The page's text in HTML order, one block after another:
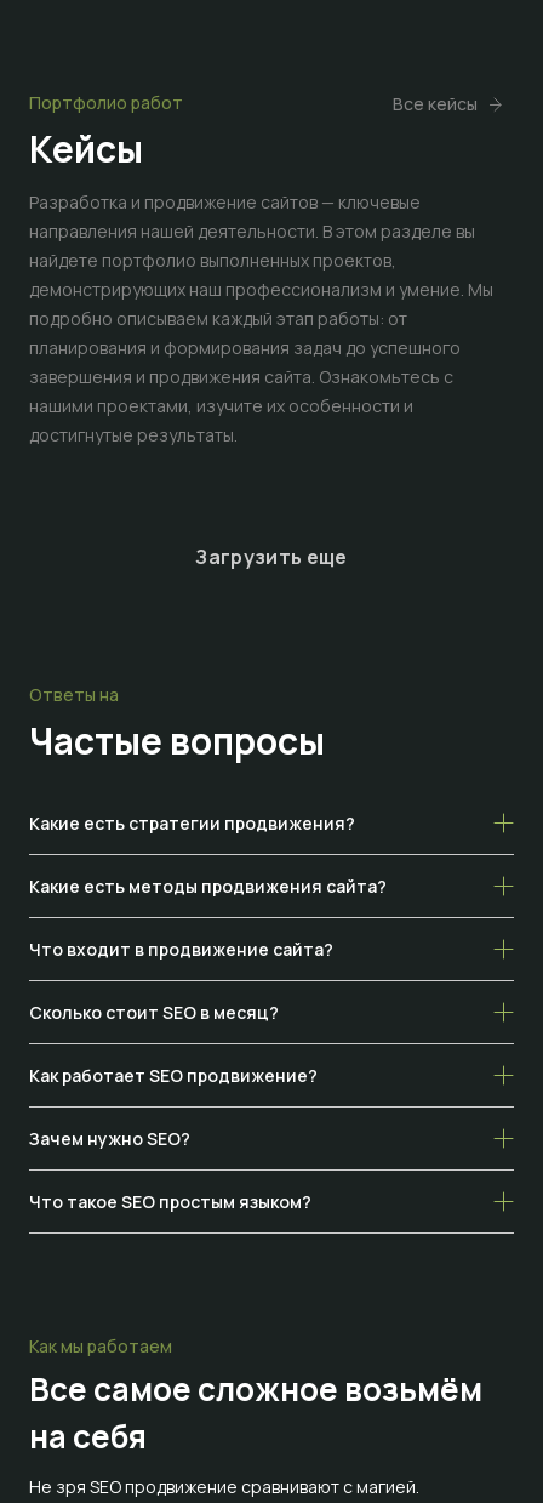
Портфолио работ
Кейсы
Все кейсы
Разработка и продвижение сайтов — ключевые
направления нашей деятельности. В этом разделе вы
найдете портфолио выполненных проектов,
демонстрирующих наш профессионализм и умение. Мы
подробно описываем каждый этап работы: от
планирования и формирования задач до успешного
завершения и продвижения сайта. Ознакомьтесь с
нашими проектами, изучите их особенности и
достигнутые результаты.
Загрузить еще
Ответы на
Частые вопросы
Какие есть стратегии продвижения?
Какие есть методы продвижения сайта?
Что входит в продвижение сайта?
Сколько стоит SEO в месяц?
Как работает SEO продвижение?
Зачем нужно SEO?
Что такое SEO простым языком?
Как мы работаем
Все самое сложное возьмём
на себя
Не зря SEO продвижение сравнивают с магией.